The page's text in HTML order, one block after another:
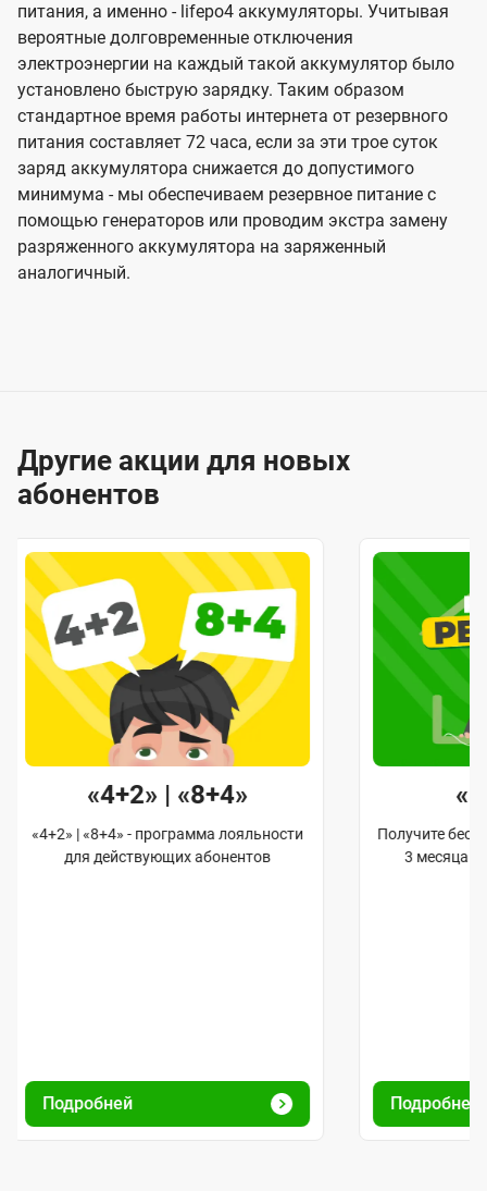
питания, а именно - lifepo4 аккумуляторы. Учитывая
вероятные долговременные отключения
электроэнергии на каждый такой аккумулятор было
установлено быструю зарядку. Таким образом
стандартное время работы интернета от резервного
питания составляет 72 часа, если за эти трое суток
заряд аккумулятора снижается до допустимого
минимума - мы обеспечиваем резервное питание с
помощью генераторов или проводим экстра замену
разряженного аккумулятора на заряженный
аналогичный.
Другие акции для новых
абонентов
«4+2» | «8+4»
«4+2» | «8+4» - программа лояльности
для действующих абонентов
Подробней
Получите
3 месяца
Подробней